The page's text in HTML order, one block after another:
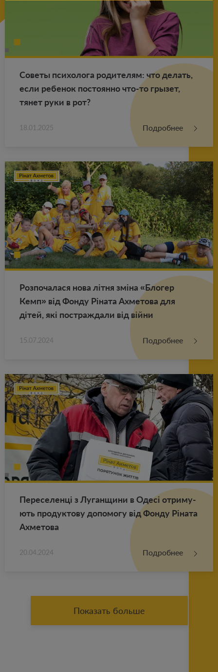
Со­ве­ты пси­хо­ло­га ро­ди­те­лям: что де­лать,
если ре­бе­нок по­сто­ян­но что-то гры­зет,
тянет руки в рот?
18.01.2025 Подробнее
Роз­по­ча­ла­ся нова літня зміна «Бло­гер
Кемп» від Фонду Ріната Ах­ме­то­ва для
дітей, які по­ст­раж­да­ли від війни
15.07.2024 Подробнее
Пе­ре­се­ленці з Лу­ган­щи­ни в Одесі от­ри­му­
ють про­дук­то­ву до­по­мо­гу від Фонду Ріната
Ах­ме­то­ва
20.04.2024 Подробнее
Показать больше